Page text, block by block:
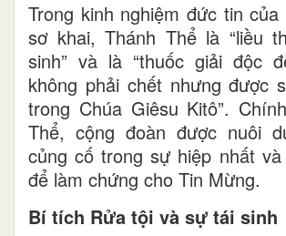
Trong kinh nghiệm đức tin
sơ khai, Thánh Thể là “liều
sinh” và là “thuốc giải độc
không phải chết nhưng được
trong Chúa Giêsu Kitô”.
Thể, cộng đoàn được nuôi
củng cố trong sự hiệp nhất
để làm chứng cho Tin Mừng.
Bí tích Rửa tội và sự tái sinh